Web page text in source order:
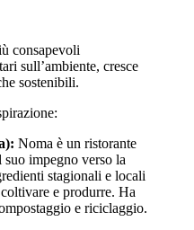
consapevoli
sull’ambiente, cresce
sostenibili.
Noma è un ristorante
impegno verso la
stagionali e locali
e produrre. Ha
e riciclaggio.